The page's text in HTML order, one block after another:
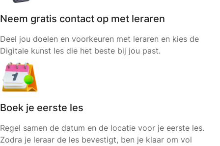
Neem gratis contact op met leraren
Deel jou doelen en voorkeuren met leraren en kies de
Digitale kunst les die het beste bij jou past.
Boek je eerste les
Regel samen de datum en de locatie voor je eerste les.
Zodra je leraar de les bevestigt, ben je klaar om vol